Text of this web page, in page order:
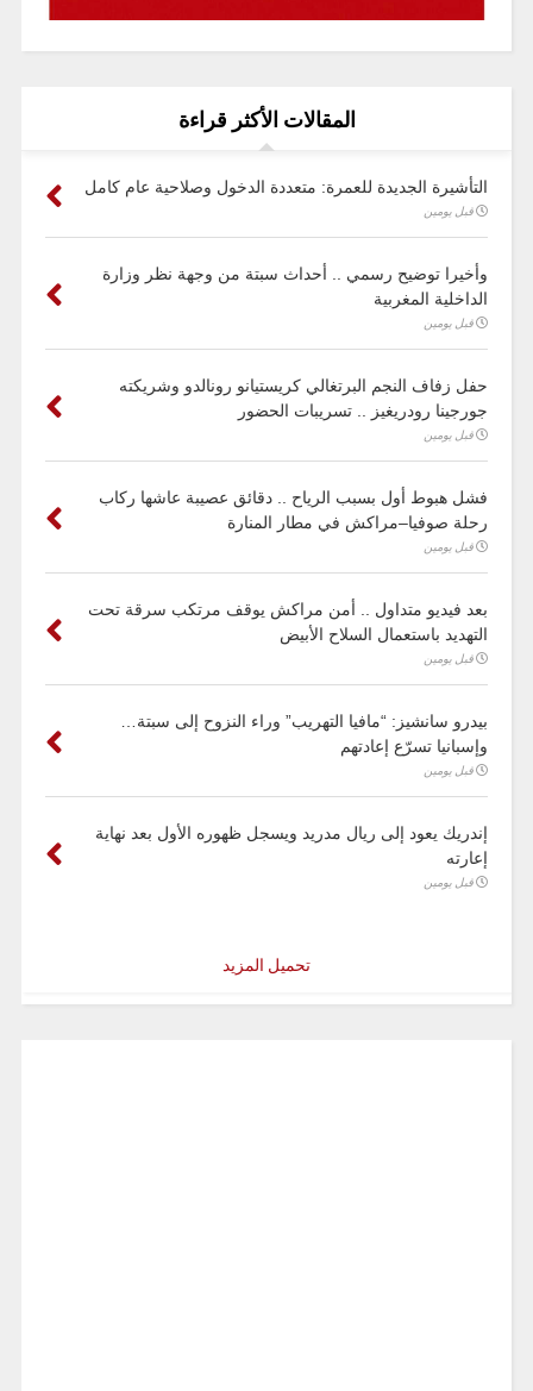
المقالات الأكثر قراءة
التأشيرة الجديدة للعمرة: متعددة الدخول وصلاحية عام كامل
قبل يومين
وأخيرا توضيح رسمي .. أحداث سبتة من وجهة نظر وزارة
الداخلية المغربية
قبل يومين
حفل زفاف النجم البرتغالي كريستيانو رونالدو وشريكته
جورجينا رودريغيز .. تسريبات الحضور
قبل يومين
فشل هبوط أول بسبب الرياح .. دقائق عصيبة عاشها ركاب
رحلة صوفيا–مراكش في مطار المنارة
قبل يومين
بعد فيديو متداول .. أمن مراكش يوقف مرتكب سرقة تحت
التهديد باستعمال السلاح الأبيض
قبل يومين
بيدرو سانشيز: “مافيا التهريب” وراء النزوح إلى سبتة…
وإسبانيا تسرّع إعادتهم
قبل يومين
إندريك يعود إلى ريال مدريد ويسجل ظهوره الأول بعد نهاية
إعارته
قبل يومين
تحميل المزيد